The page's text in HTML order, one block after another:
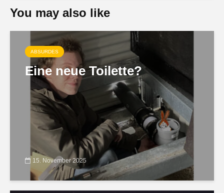
You may also like
ABSURDES
Eine neue Toilette?
15. November 2025